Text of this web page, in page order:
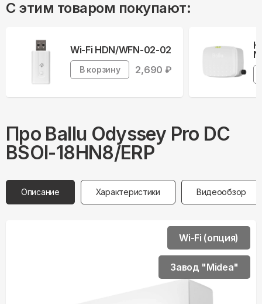
С этим товаром покупают:
Wi-Fi HDN/WFN-02-02
В корзину 2,690 ₽
Про Ballu Odyssey Pro DC
BSOI-18HN8/ERP
Описание Характеристики Видеообзор
Wi-Fi (опция)
Завод "Midea"